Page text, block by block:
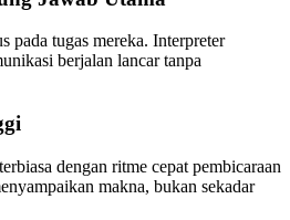
pada tugas mereka. Interpreter
berjalan lancar tanpa
dengan ritme cepat pembicaraan
makna, bukan sekadar